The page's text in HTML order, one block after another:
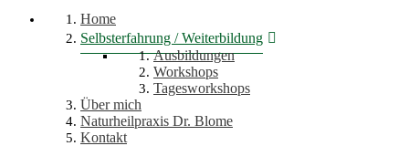
Home
Selbsterfahrung / Weiterbildung
Ausbildungen
Workshops
Tagesworkshops
Über mich
Naturheilpraxis Dr. Blome
Kontakt